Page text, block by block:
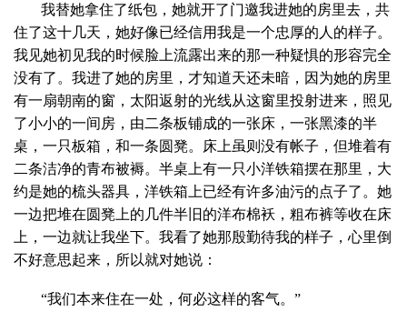
我替她拿住了纸包，她就开了门邀我进她的房里去，共
住了这十几天，她好像已经信用我是一个忠厚的人的样子。
我见她初见我的时候脸上流露出来的那一种疑惧的形容完全
没有了。我进了她的房里，才知道天还未暗，因为她的房里
有一扇朝南的窗，太阳返射的光线从这窗里投射进来，照见
了小小的一间房，由二条板铺成的一张床，一张黑漆的半
桌，一只板箱，和一条圆凳。床上虽则没有帐子，但堆着有
二条洁净的青布被褥。半桌上有一只小洋铁箱摆在那里，大
约是她的梳头器具，洋铁箱上已经有许多油污的点子了。她
一边把堆在圆凳上的几件半旧的洋布棉袄，粗布裤等收在床
上，一边就让我坐下。我看了她那殷勤待我的样子，心里倒
不好意思起来，所以就对她说：
“我们本来住在一处，何必这样的客气。”